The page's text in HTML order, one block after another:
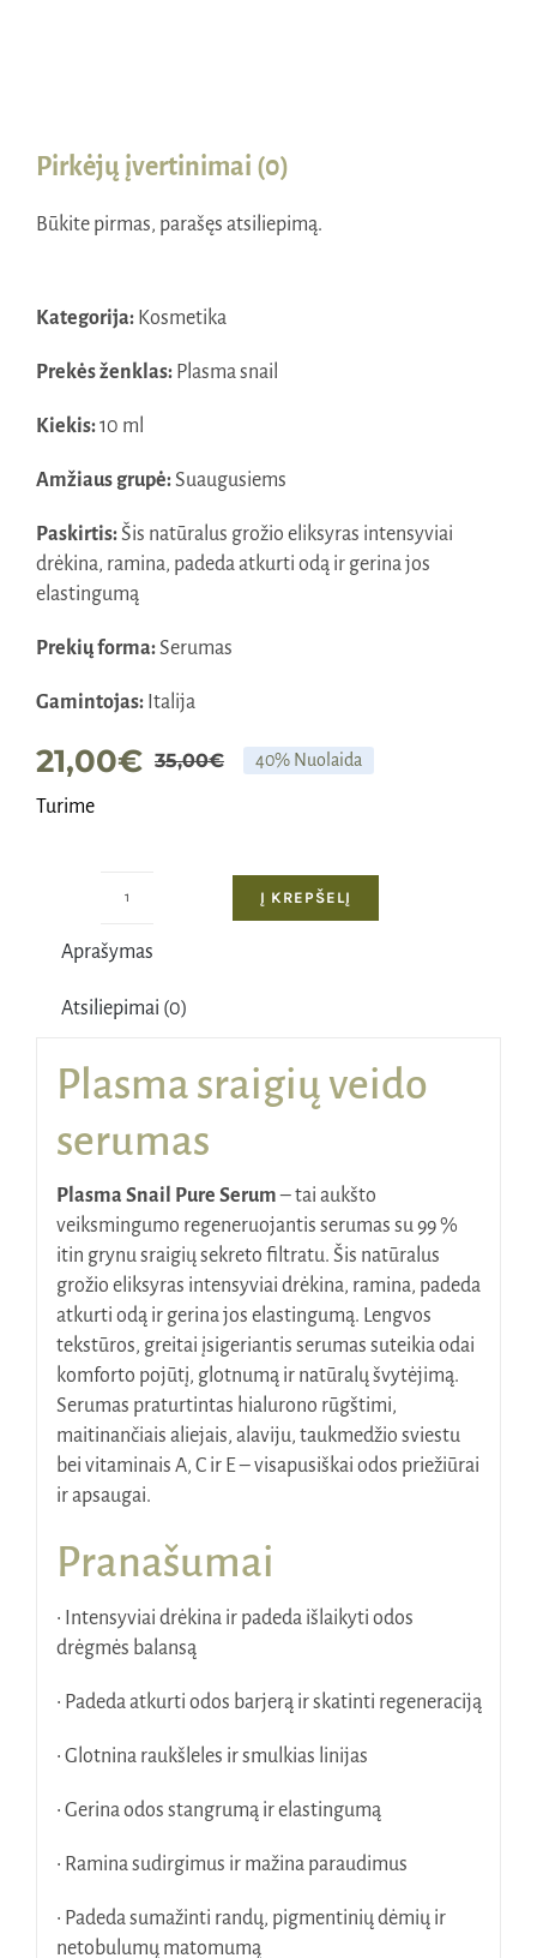
Pirkėjų įvertinimai (0)
Būkite pirmas, parašęs atsiliepimą.
Kategorija:Kosmetika
Prekės ženklas:Plasma snail
Kiekis:10 ml
Amžiaus grupė:Suaugusiems
Paskirtis:Šis natūralus grožio eliksyras intensyviai
drėkina, ramina, padeda atkurti odą ir gerina jos
elastingumą
Prekių forma:Serumas
Gamintojas:Italija
35,00€Original
35,00€.
21,00€
Current
21,00€.
40% Nuolaida
Turime
sraigių
10
Į KREPŠELĮ
Aprašymas
Atsiliepimai (0)
Plasma sraigių veido
serumas
Plasma Snail Pure Serum– tai aukšto
veiksmingumo regeneruojantis serumas su 99 %
itin grynu sraigių sekreto filtratu. Šis natūralus
grožio eliksyras intensyviai drėkina, ramina, padeda
atkurti odą ir gerina jos elastingumą. Lengvos
tekstūros, greitai įsigeriantis serumas suteikia odai
komforto pojūtį, glotnumą ir natūralų švytėjimą.
Serumas praturtintas hialurono rūgštimi,
maitinančiais aliejais, alaviju, taukmedžio sviestu
bei vitaminais A, C ir E – visapusiškai odos priežiūrai
ir apsaugai.
Pranašumai
• Intensyviai drėkina ir padeda išlaikyti odos
drėgmės balansą
• Padeda atkurti odos barjerą ir skatinti regeneraciją
• Glotnina raukšleles ir smulkias linijas
• Gerina odos stangrumą ir elastingumą
• Ramina sudirgimus ir mažina paraudimus
• Padeda sumažinti randų, pigmentinių dėmių ir
netobulumų matomumą